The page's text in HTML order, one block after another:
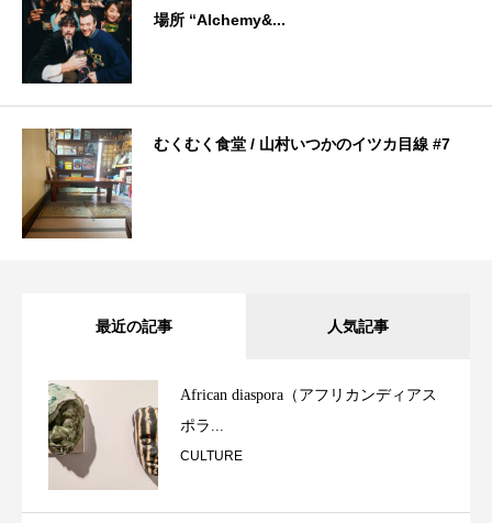
場所 “Alchemy&...
むくむく食堂 / 山村いつかのイツカ目線 #7
最近の記事 人気記事
African diaspora（アフリカンディアス
ポラ...
CULTURE